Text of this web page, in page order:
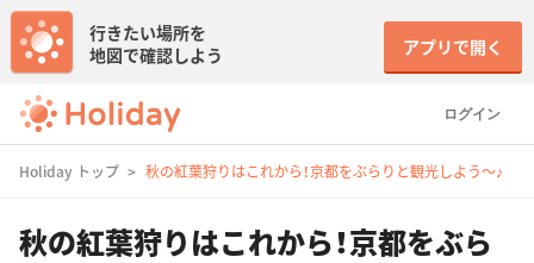
ログイン
行きたい場所を
地図で確認しよう
アプリで開く
Holiday トップ 秋の紅葉狩りはこれから！京都をぶらりと観光しよう〜♪
秋の紅葉狩りはこれから！京都をぶら